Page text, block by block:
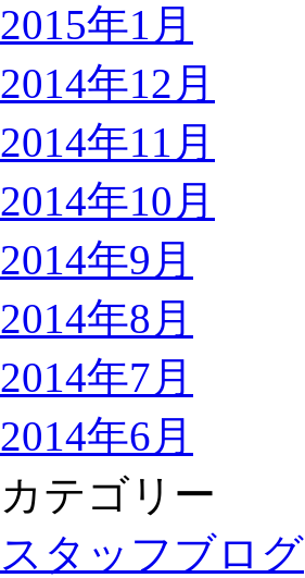
2015年1月
2014年12月
2014年11月
2014年10月
2014年9月
2014年8月
2014年7月
2014年6月
カテゴリー
スタッフブログ